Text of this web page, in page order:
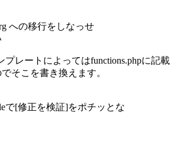
への移行をしなっせ
プレートによってはfunctions.phpに記載
そこを書き換えます。
で[修正を検証]をポチッとな